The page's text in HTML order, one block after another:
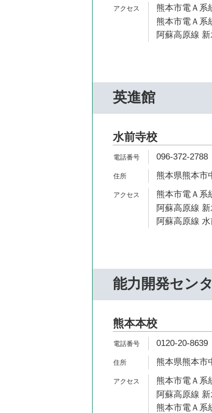
熊本市電Ａ系
熊本市電Ａ系
阿蘇高原線
英進館
水前寺校
096-372-2788
熊本県熊本市
熊本市電Ａ系
阿蘇高原線
阿蘇高原線
能力開発セン
熊本本校
0120-20-8639
熊本県熊本市
熊本市電Ａ系
阿蘇高原線
熊本市電Ａ系